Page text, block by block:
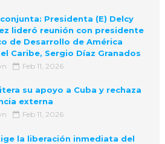
Presidenta (E) Delcy
lideró reunión con presidente
de Desarrollo de América
Caribe, Sergio Díaz Granados
Feb 11, 2026
su apoyo a Cuba y rechaza
externa
Feb 11, 2026
la liberación inmediata del